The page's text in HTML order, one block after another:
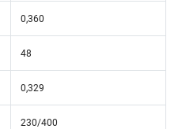
0,360
48
0,329
230/400